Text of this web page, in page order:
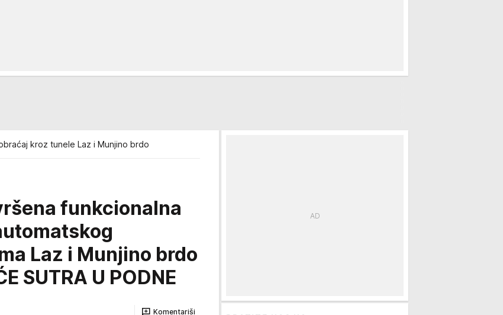
kroz tunele Laz i Munjino brdo
funkcionalna
Laz i Munjino brdo
SUTRA U PODNE
Komentariši